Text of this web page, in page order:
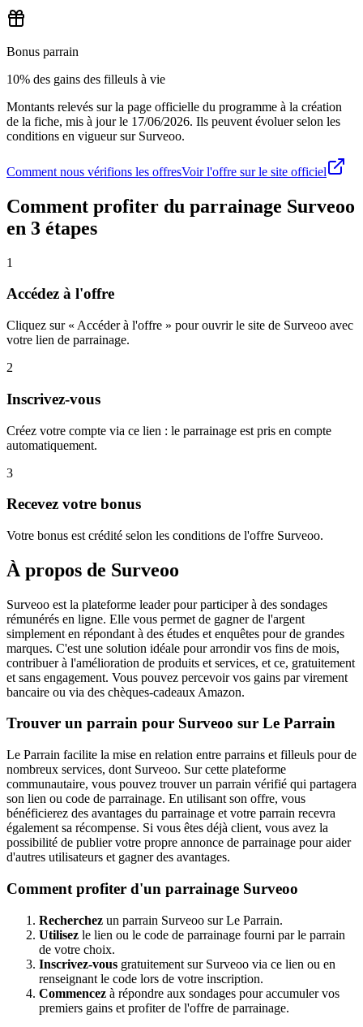
Bonus parrain
10% des gains des filleuls à vie
Montants relevés sur la page officielle du programme à la création
de la fiche, mis à jour le 17/06/2026. Ils peuvent évoluer selon les
conditions en vigueur sur Surveoo.
Comment nous vérifions les offresVoir l'offre sur le site officiel
Comment profiter du parrainage Surveoo
en 3 étapes
1
Accédez à l'offre
Cliquez sur « Accéder à l'offre » pour ouvrir le site de Surveoo avec
votre lien de parrainage.
2
Inscrivez-vous
Créez votre compte via ce lien : le parrainage est pris en compte
automatiquement.
3
Recevez votre bonus
Votre bonus est crédité selon les conditions de l'offre Surveoo.
À propos de Surveoo
Surveoo est la plateforme leader pour participer à des sondages
rémunérés en ligne. Elle vous permet de gagner de l'argent
simplement en répondant à des études et enquêtes pour de grandes
marques. C'est une solution idéale pour arrondir vos fins de mois,
contribuer à l'amélioration de produits et services, et ce, gratuitement
et sans engagement. Vous pouvez percevoir vos gains par virement
bancaire ou via des chèques-cadeaux Amazon.
Trouver un parrain pour Surveoo sur Le Parrain
Le Parrain facilite la mise en relation entre parrains et filleuls pour de
nombreux services, dont Surveoo. Sur cette plateforme
communautaire, vous pouvez trouver un parrain vérifié qui partagera
son lien ou code de parrainage. En utilisant son offre, vous
bénéficierez des avantages du parrainage et votre parrain recevra
également sa récompense. Si vous êtes déjà client, vous avez la
possibilité de publier votre propre annonce de parrainage pour aider
d'autres utilisateurs et gagner des avantages.
Comment profiter d'un parrainage Surveoo
Recherchez un parrain Surveoo sur Le Parrain.
Utilisez le lien ou le code de parrainage fourni par le parrain
de votre choix.
Inscrivez-vous gratuitement sur Surveoo via ce lien ou en
renseignant le code lors de votre inscription.
Commencez à répondre aux sondages pour accumuler vos
premiers gains et profiter de l'offre de parrainage.